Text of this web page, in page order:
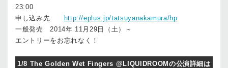
23:00
申し込み先
http://eplus.jp/tatsuyanakamura/hp
一般発売 2014年 11月29日（土）～
エントリーをお忘れなく！
1/8 The Golden Wet Fingers @LIQUIDROOMの公演詳細は